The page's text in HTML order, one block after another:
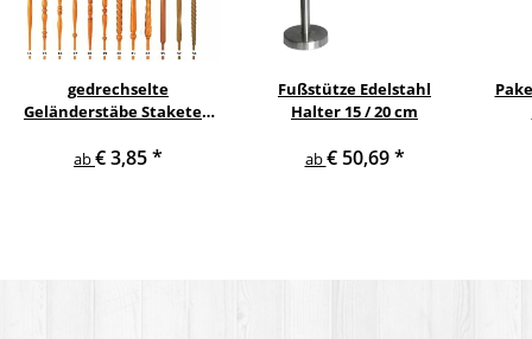
gedrechselte
Geländerstäbe Staketen
Holzstab Treppenstab
ab€ 3,85*
Fußstütze Edelstahl
Halter 15 / 20 cm
ab€ 50,69*